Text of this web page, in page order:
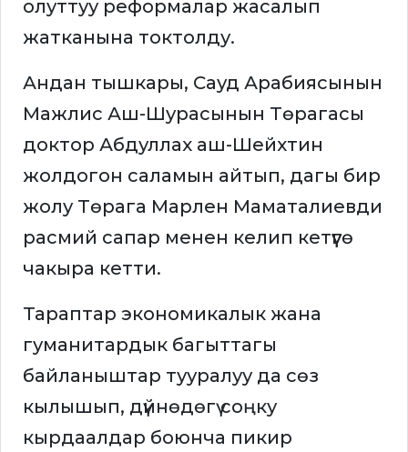
олуттуу реформалар жасалып
жатканына токтолду.
Андан тышкары, Сауд Арабиясынын
Мажлис Аш-Шурасынын Төрагасы
доктор Абдуллах аш-Шейхтин
жолдогон саламын айтып, дагы бир
жолу Төрага Марлен Маматалиевди
расмий сапар менен келип кетүүгө
чакыра кетти.
Тараптар экономикалык жана
гуманитардык багыттагы
байланыштар тууралуу да сөз
кылышып, дүйнөдөгү соңку
кырдаалдар боюнча пикир